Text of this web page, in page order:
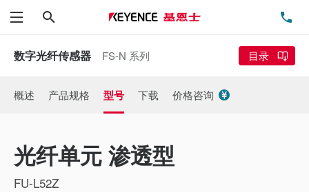
菜单
数字光纤传感器 FS-N 系列 目录
概述 产品规格 型号 下载 价格咨询
光纤单元 渗透型
FU-L52Z